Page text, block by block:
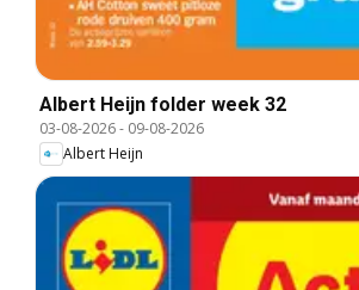
Albert Heijn folder week 32
03-08-2026- 09-08-2026
Albert Heijn